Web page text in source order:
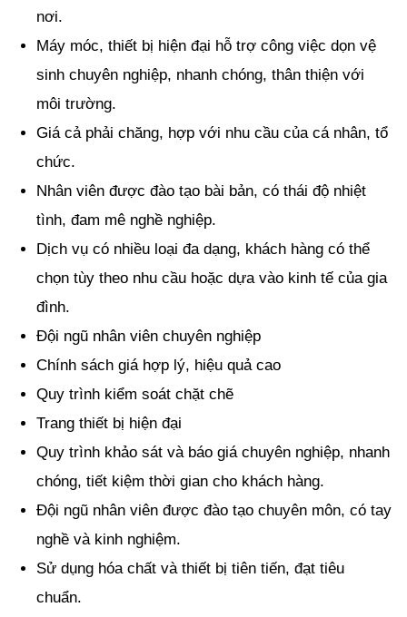
nơi.
Máy móc, thiết bị hiện đại hỗ trợ công việc dọn vệ
sinh chuyên nghiệp, nhanh chóng, thân thiện với
môi trường.
Giá cả phải chăng, hợp với nhu cầu của cá nhân, tổ
chức.
Nhân viên được đào tạo bài bản, có thái độ nhiệt
tình, đam mê nghề nghiệp.
Dịch vụ có nhiều loại đa dạng, khách hàng có thể
chọn tùy theo nhu cầu hoặc dựa vào kinh tế của gia
đình.
Đội ngũ nhân viên chuyên nghiệp
Chính sách giá hợp lý, hiệu quả cao
Quy trình kiểm soát chặt chẽ
Trang thiết bị hiện đại
Quy trình khảo sát và báo giá chuyên nghiệp, nhanh
chóng, tiết kiệm thời gian cho khách hàng.
Đội ngũ nhân viên được đào tạo chuyên môn, có tay
nghề và kinh nghiệm.
Sử dụng hóa chất và thiết bị tiên tiến, đạt tiêu
chuẩn.